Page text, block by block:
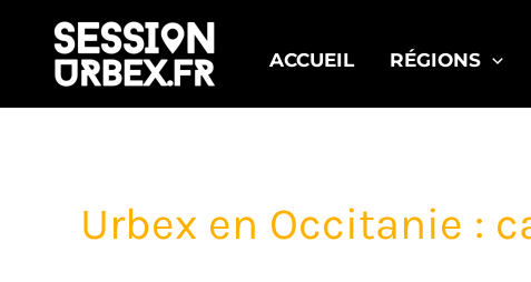
contenu
ACCUEIL RÉGIONS
Urbex en Occitanie :